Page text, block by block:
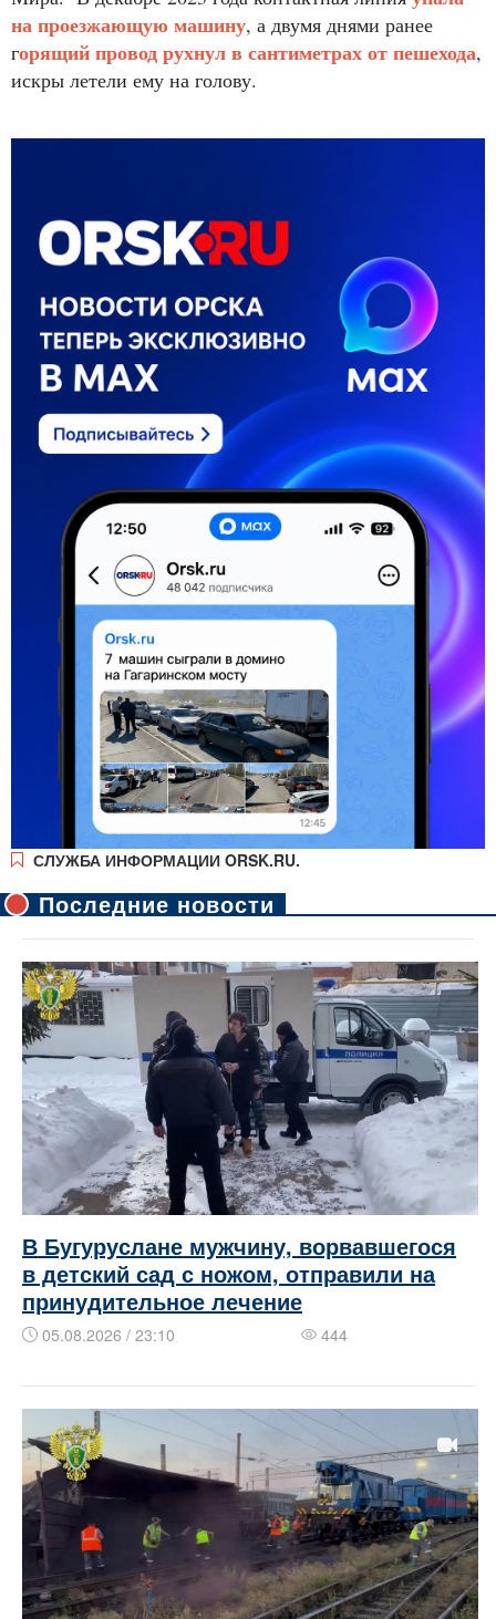
на проезжающую машину, а двумя днями ранее
горящий провод рухнул в сантиметрах от пешехода,
искры летели ему на голову.
СЛУЖБА ИНФОРМАЦИИ ORSK.RU.
Последние новости
В Бугуруслане мужчину, ворвавшегося
в детский сад с ножом, отправили на
принудительное лечение
05.08.2026 / 23:10 444